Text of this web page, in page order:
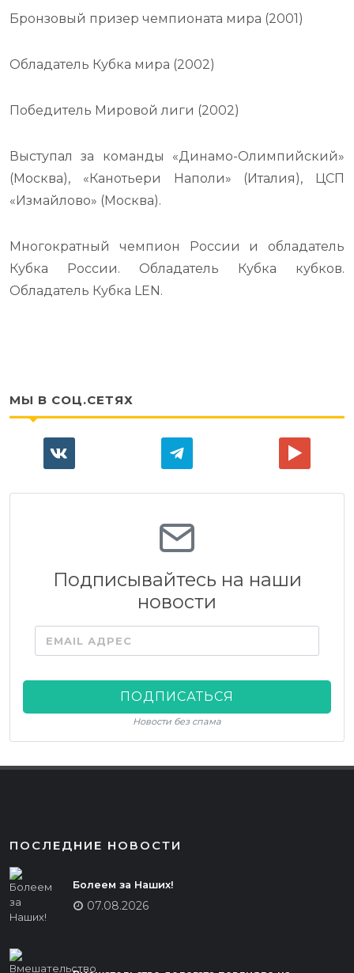
Бронзовый призер чемпионата мира (2001)
Обладатель Кубка мира (2002)
Победитель Мировой лиги (2002)
Выступал за команды «Динамо-Олимпийский»
(Москва), «Канотьери Наполи» (Италия), ЦСП
«Измайлово» (Москва).
Многократный чемпион России и обладатель
Кубка России. Обладатель Кубка кубков.
Обладатель Кубка LEN.
МЫ В СОЦ.СЕТЯХ
Подписывайтесь на наши
новости
EMAIL АДРЕС
ПОДПИСАТЬСЯ
Новости без спама
ПОСЛЕДНИЕ НОВОСТИ
Болеем за Наших!
07.08.2026